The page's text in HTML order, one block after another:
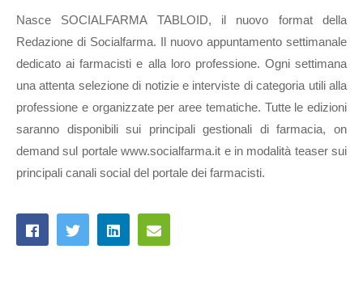
Nasce SOCIALFARMA TABLOID, il nuovo format della
Redazione di Socialfarma. Il nuovo appuntamento settimanale
dedicato ai farmacisti e alla loro professione. Ogni settimana
una attenta selezione di notizie e interviste di categoria utili alla
professione e organizzate per aree tematiche. Tutte le edizioni
saranno disponibili sui principali gestionali di farmacia, on
demand sul portale www.socialfarma.it e in modalità teaser sui
principali canali social del portale dei farmacisti.